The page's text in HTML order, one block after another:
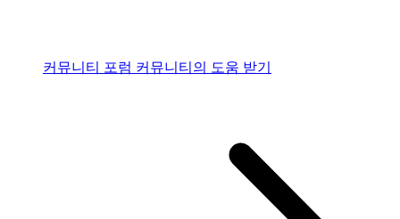
커뮤니티 포럼 커뮤니티의 도움 받기